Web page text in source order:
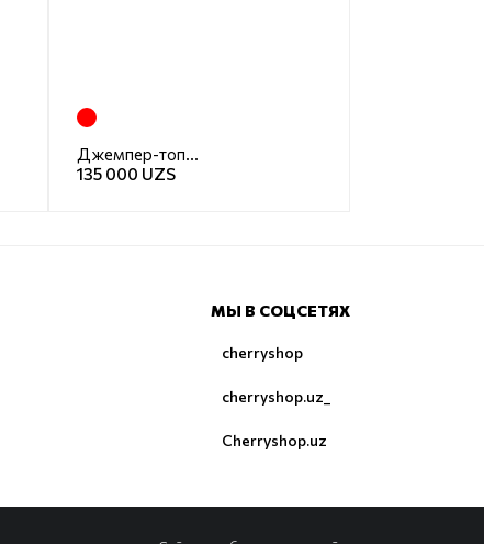
Джемпер-топ база
135 000 UZS
МЫ В СОЦСЕТЯХ
cherryshop
cherryshop.uz_
Cherryshop.uz